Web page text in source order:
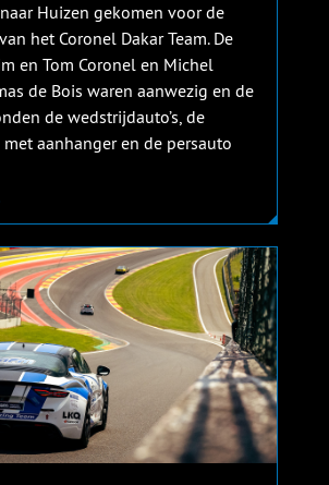
Huizen gekomen voor de
het Coronel Dakar Team. De
en Tom Coronel en Michel
de Bois waren aanwezig en de
de wedstrijdauto’s, de
aanhanger en de persauto